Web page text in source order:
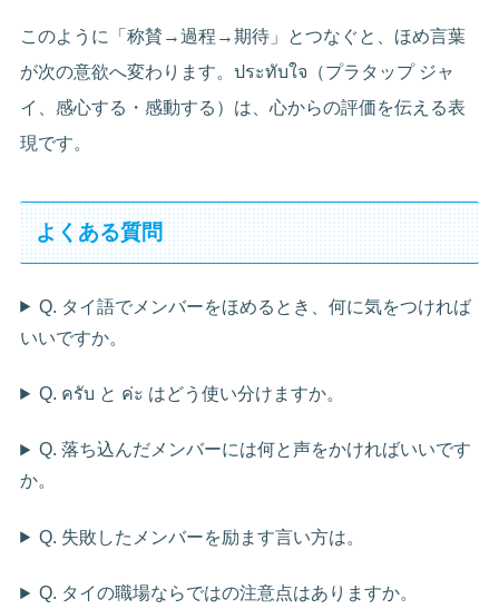
このように「称賛→過程→期待」とつなぐと、ほめ言葉
が次の意欲へ変わります。ประทับใจ（プラタップ ジャ
イ、感心する・感動する）は、心からの評価を伝える表
現です。
よくある質問
Q. タイ語でメンバーをほめるとき、何に気をつければ
いいですか。
Q. ครับ と ค่ะ はどう使い分けますか。
Q. 落ち込んだメンバーには何と声をかければいいです
か。
Q. 失敗したメンバーを励ます言い方は。
Q. タイの職場ならではの注意点はありますか。